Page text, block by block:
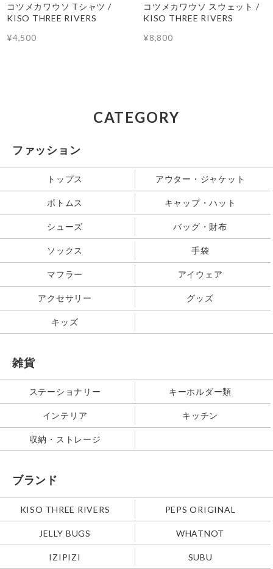
コツメカワウソ Tシャツ /
KISO THREE RIVERS
¥4,500
コツメカワウソ スウェット /
KISO THREE RIVERS
¥8,800
CATEGORY
ファッション
トップス アウター・ジャケット
ボトムス キャップ・ハット
シューズ バッグ・財布
ソックス 手袋
マフラー アイウェア
アクセサリー グッズ
キッズ
雑貨
ステーショナリー キーホルダー類
インテリア キッチン
収納・ストレージ
ブランド
KISO THREE RIVERS PEPS ORIGINAL
JELLY BUGS WHATNOT
IZIPIZI SUBU